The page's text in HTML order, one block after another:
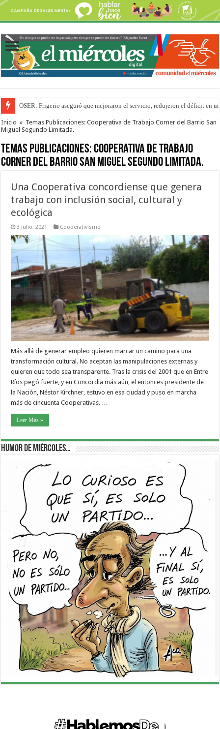
OSER: Frigerio aseguró que mejoraron el servicio, redujeron el déficit en
Por primera vez hicieron una cirugía de reconstrucción torácica en el
Inicio » Temas Publicaciones: Cooperativa de Trabajo Corner del Barrio San
Miguel Segundo Limitada.
Temas Publicaciones:Cooperativa de Trabajo
Corner del Barrio San Miguel Segundo Limitada.
Una Cooperativa concordiense que genera
trabajo con inclusión social, cultural y
ecológica
3 julio, 2021 Cooperativismo
Más allá de generar empleo quieren marcar un camino para una
transformación cultural. No aceptan las manipulaciones externas y
quieren que todo sea transparente. Tras la crisis del 2001 que en Entre
Ríos pegó fuerte, y en Concordia más aún, el entonces presidente de
la Nación, Néstor Kirchner, estuvo en esa ciudad y puso en marcha
más de cincuenta Cooperativas. …
Leer Más »
Humor de Miércoles…